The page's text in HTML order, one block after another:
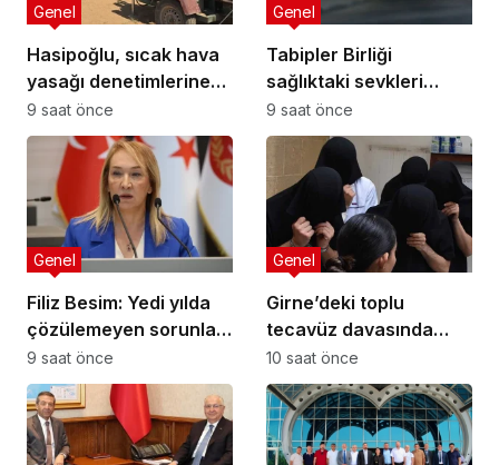
Hasipoğlu, sıcak hava
yasağı denetimlerine
sahada katıldı
Genel
9 saat önce
Tabipler Birliği
sağlıktaki sevkleri
eleştirdi: Harcamalar
kamuoyuyla
paylaşılmalı!
Genel
9 saat önce
Filiz Besim: Yedi yılda
çözülemeyen sorunlar
seçim öncesinde
verilen vaatlerle
çözülemez
Genel
9 saat önce
Girne’deki toplu
tecavüz davasında
karar: 5 sanığa toplam
55 yıl hapis
Genel
10 saat önce